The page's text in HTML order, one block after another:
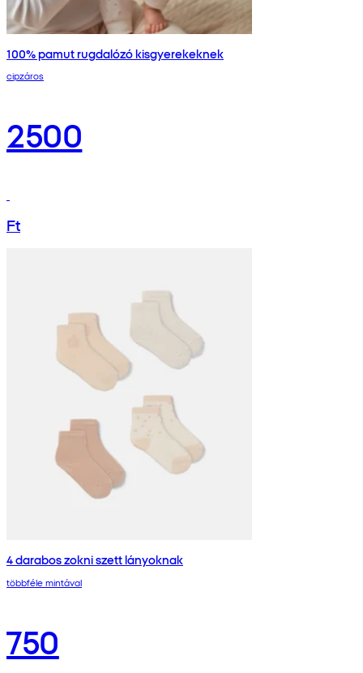
100% pamut rugdalózó kisgyerekeknek
cipzáros
2500
Ft
4 darabos zokni szett lányoknak
többféle mintával
750